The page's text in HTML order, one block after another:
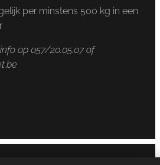
per minstens 500 kg in een
op 057/20.05.07 of